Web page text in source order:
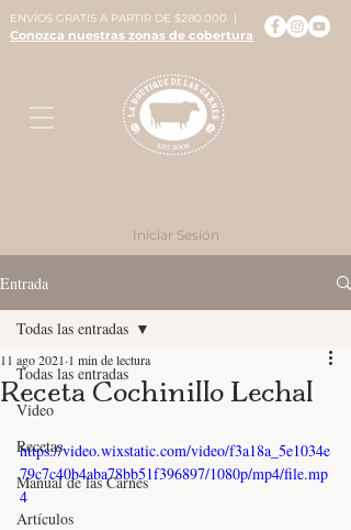
ENVÍOS GRATIS A PARTIR DE $280.000 |
Conozca nuestras zonas de cobertura
Iniciar Sesión
Entrada
Todas las entradas
Video
Recetas
Manual de las Carnes
Artículos
Todas las entradas
Receta Cochinillo Lechal
11 ago 2021 1 min de lectura
https://video.wixstatic.com/video/f3a18a_5e1034e
79c7c40b4aba78bb51f396897/1080p/mp4/file.mp
4